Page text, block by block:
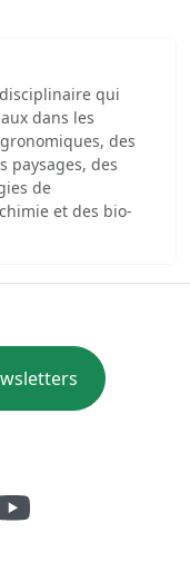
qui
dans les
des
paysages, des
de
et des bio-